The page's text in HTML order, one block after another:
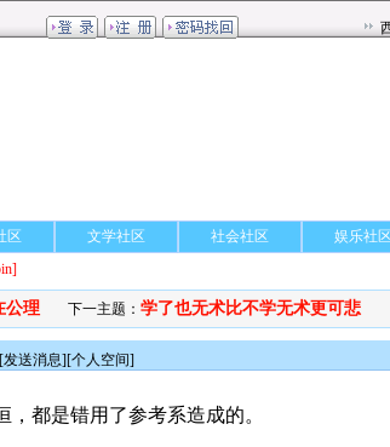
区 文学社区 社会社区 娱乐社区
公理 下一主题：学了也无术比不学无术更可悲
发送消息][个人空间]
都是错用了参考系造成的。